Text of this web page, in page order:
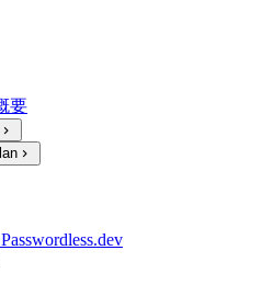
要
Passwordless.dev